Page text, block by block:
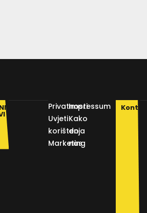
Privatnosti
Uvjeti
korištenja
Marketing
Impressum
Kako
do
nas
Kontakt